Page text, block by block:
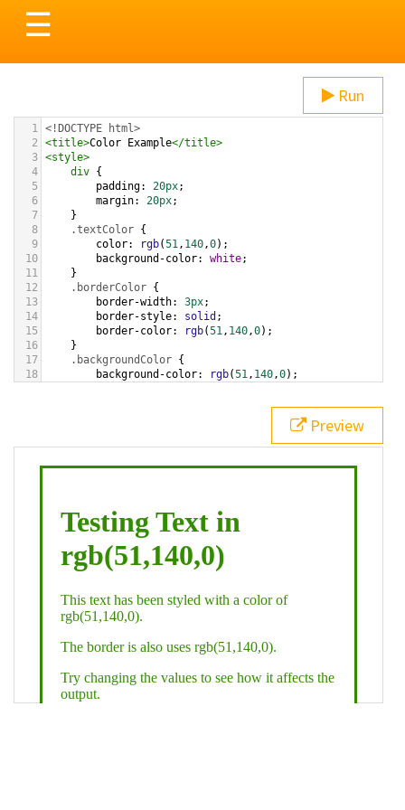
Toggle
navigation
☰
Run
1 <!DOCTYPE html>
2
<title>Color Example</title>
3 <style>
4
div {
5
padding: 20px;
6
margin: 20px;
7
}
8
.textColor {
9
color: rgb(51, 140,0);
10
background-color: white;
11
}
12
.borderColor {
13
border-width: 3px;
14
border-style: solid ;
15
border-color: rgb(51, 140,0);
16
}
17
.backgroundColor {
18
background-color: rgb(51, 140,0);
bottom ,
white, rgb(51,140,0));
div class="textColor borderColor"
< h1>Testing Text in rgb(51,140,0)
Preview